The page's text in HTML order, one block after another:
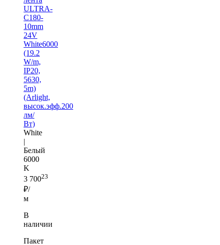
ULTRA-
C180-
10mm
24V
White6000
(19.2
W/m,
IP20,
5630,
5m)
(Arlight,
высок.эфф.200
лм/
Вт)
White
|
Белый
6000
K
3 70023
₽/
м
В
наличии
Пакет